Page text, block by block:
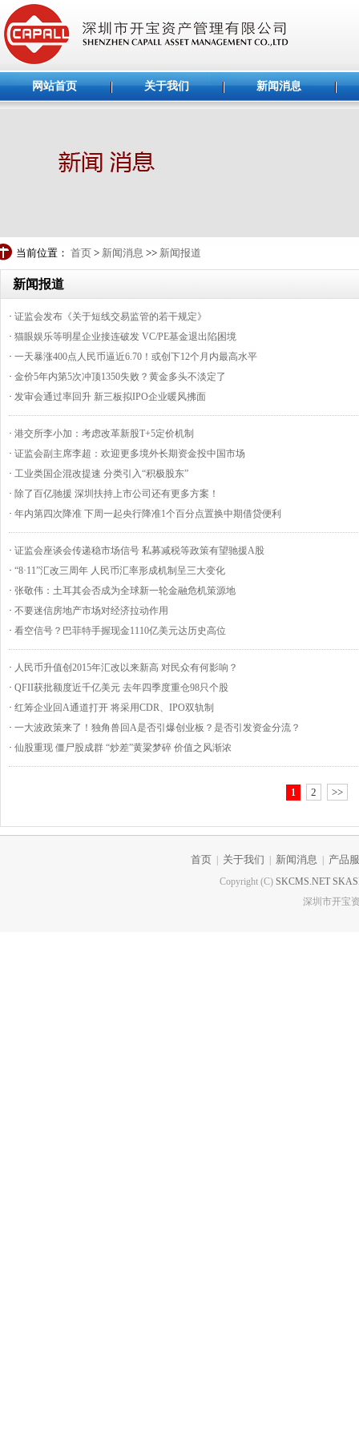
网站首页 关于我们 新闻消息
当前位置： 首页 > 新闻消息 >> 新闻报道
新闻报道
· 证监会发布《关于短线交易监管的若干规定》
· 猫眼娱乐等明星企业接连破发 VC/PE基金退出陷困境
· 一天暴涨400点人民币逼近6.70！或创下12个月内最高水平
· 金价5年内第5次冲顶1350失败？黄金多头不淡定了
· 发审会通过率回升 新三板拟IPO企业暖风拂面
· 港交所李小加：考虑改革新股T+5定价机制
· 证监会副主席李超：欢迎更多境外长期资金投中国市场
· 工业类国企混改提速 分类引入“积极股东”
· 除了百亿驰援 深圳扶持上市公司还有更多方案！
· 年内第四次降准 下周一起央行降准1个百分点置换中期借贷便利
· 证监会座谈会传递稳市场信号 私募减税等政策有望驰援A股
· “8·11”汇改三周年 人民币汇率形成机制呈三大变化
· 张敬伟：土耳其会否成为全球新一轮金融危机策源地
· 不要迷信房地产市场对经济拉动作用
· 看空信号？巴菲特手握现金1110亿美元达历史高位
· 人民币升值创2015年汇改以来新高 对民众有何影响？
· QFII获批额度近千亿美元 去年四季度重仓98只个股
· 红筹企业回A通道打开 将采用CDR、IPO双轨制
· 一大波政策来了！独角兽回A是否引爆创业板？是否引发资金分流？
· 仙股重现 僵尸股成群 “炒差”黄粱梦碎 价值之风渐浓
1 2 >>
首页 关于我们 新闻消息 产品
Copyright (C) SKCMS.NET
深圳市开宝